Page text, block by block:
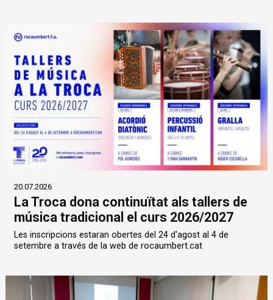
20.07.2026
La Troca dona continuïtat als tallers de
música tradicional el curs 2026/2027
Les inscripcions estaran obertes del 24 d'agost al 4 de
setembre a través de la web de rocaumbert.cat